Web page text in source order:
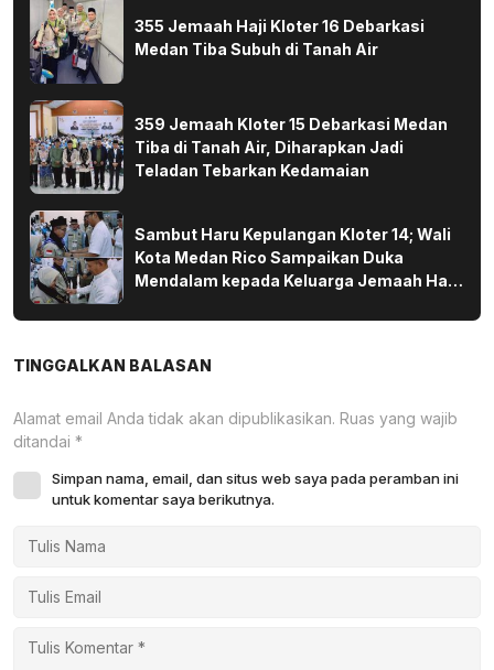
355 Jemaah Haji Kloter 16 Debarkasi
Medan Tiba Subuh di Tanah Air
359 Jemaah Kloter 15 Debarkasi Medan
Tiba di Tanah Air, Diharapkan Jadi
Teladan Tebarkan Kedamaian
Sambut Haru Kepulangan Kloter 14; Wali
Kota Medan Rico Sampaikan Duka
Mendalam kepada Keluarga Jemaah Haji
TINGGALKAN BALASAN
Alamat email Anda tidak akan dipublikasikan. Ruas yang wajib
ditandai *
Simpan nama, email, dan situs web saya pada peramban ini
untuk komentar saya berikutnya.